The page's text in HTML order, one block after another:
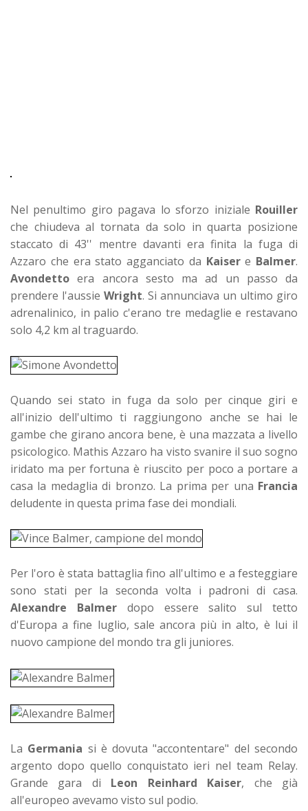
Nel penultimo giro pagava lo sforzo iniziale Rouiller
che chiudeva al tornata da solo in quarta posizione
staccato di 43'' mentre davanti era finita la fuga di
Azzaro che era stato agganciato da Kaisere Balmer.
Avondetto era ancora sesto ma ad un passo da
prendere l'aussie Wright. Si annunciava un ultimo giro
adrenalinico, in palio c'erano tre medaglie e restavano
solo 4,2 km al traguardo.
Quando sei stato in fuga da solo per cinque giri e
all'inizio dell'ultimo ti raggiungono anche se hai le
gambe che girano ancora bene, è una mazzata a livello
psicologico. Mathis Azzaro ha visto svanire il suo sogno
iridato ma per fortuna è riuscito per poco a portare a
casa la medaglia di bronzo. La prima per una Francia
deludente in questa prima fase dei mondiali.
Per l'oro è stata battaglia fino all'ultimo e a festeggiare
sono stati per la seconda volta i padroni di casa.
Alexandre Balmerdopo essere salito sul tetto
d'Europa a fine luglio, sale ancora più in alto, è lui il
nuovo campione del mondo tra gli juniores.
La Germania si è dovuta "accontentare" del secondo
argento dopo quello conquistato ieri nel team Relay.
Grande gara di Leon Reinhard Kaiser, che già
all'europeo avevamo visto sul podio.